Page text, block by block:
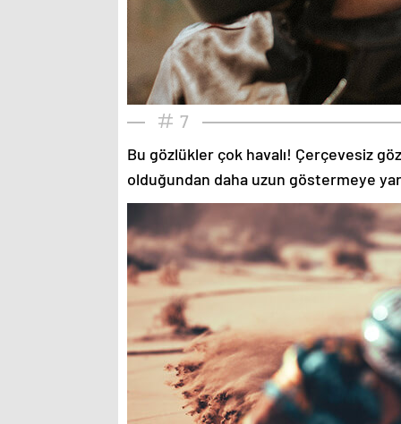
7
Bu gözlükler çok havalı! Çerçevesiz
olduğundan daha uzun göstermeye